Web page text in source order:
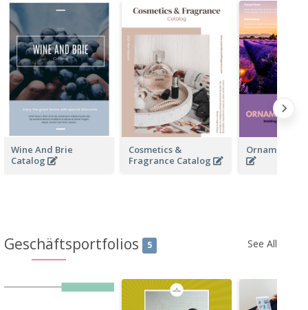
Wine And Brie
Catalog
Cosmetics &
Fragrance Catalog
Ornamentals
Geschäftsportfolios 5 See All